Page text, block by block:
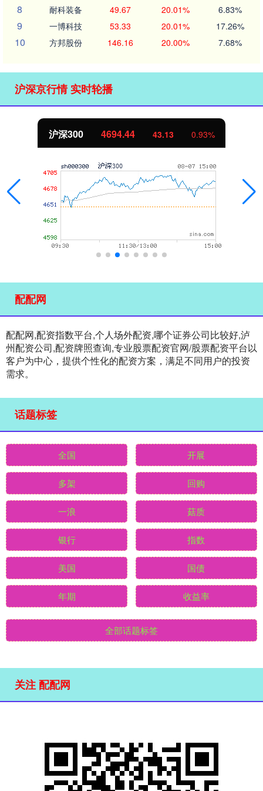
8 耐科装备 49.67 20.01% 6.83%
9 一博科技 53.33 20.01% 17.26%
10 方邦股份 146.16 20.00% 7.68%
沪深京行情 实时轮播
沪深300 4694.44 43.13 0.93%
配配网
配配网,配资指数平台,个人场外配资,哪个证券公司比较好,泸
州配资公司,配资牌照查询,专业股票配资官网/股票配资平台以
客户为中心，提供个性化的配资方案，满足不同用户的投资
需求。
话题标签
全国 开展
多架 回购
一浪 菇质
银行 指数
美国 国债
年期 收益率
全部话题标签
关注 配配网